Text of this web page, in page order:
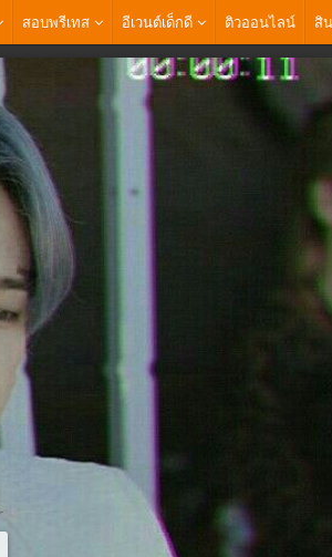
สอบพรีเทส อีเวนต์เด็กดี ติวออนไลน์ สิ